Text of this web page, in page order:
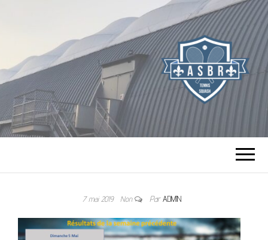
TENNIS SQUASH
DE BOURG LA
REINE
7 mai 2019 Non ParADMIN